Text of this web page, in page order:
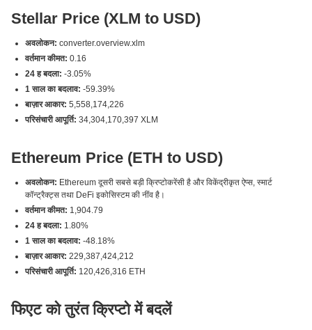
Stellar Price (XLM to USD)
अवलोकन: converter.overview.xlm
वर्तमान कीमत: 0.16
24 ह बदला: -3.05%
1 साल का बदलाव: -59.39%
बाज़ार आकार: 5,558,174,226
परिसंचारी आपूर्ति: 34,304,170,397 XLM
Ethereum Price (ETH to USD)
अवलोकन: Ethereum दूसरी सबसे बड़ी क्रिप्टोकरेंसी है और विकेंद्रीकृत ऐप्स, स्मार्ट
कॉन्ट्रैक्ट्स तथा DeFi इकोसिस्टम की नींव है।
वर्तमान कीमत: 1,904.79
24 ह बदला: 1.80%
1 साल का बदलाव: -48.18%
बाज़ार आकार: 229,387,424,212
परिसंचारी आपूर्ति: 120,426,316 ETH
फिएट को तुरंत क्रिप्टो में बदलें